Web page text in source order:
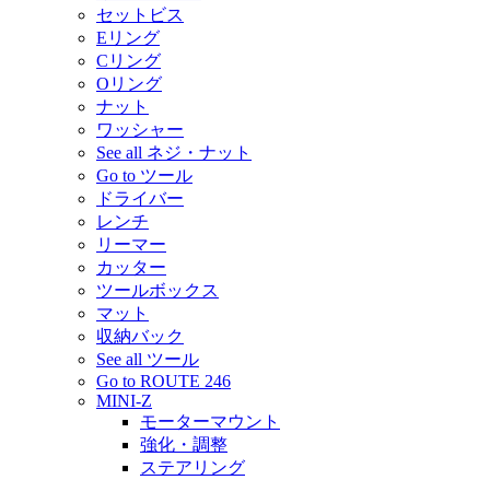
セットビス
Eリング
Cリング
Oリング
ナット
ワッシャー
See all ネジ・ナット
Go to ツール
ドライバー
レンチ
リーマー
カッター
ツールボックス
マット
収納バック
See all ツール
Go to ROUTE 246
MINI-Z
モーターマウント
強化・調整
ステアリング